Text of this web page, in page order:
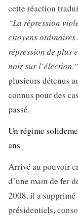
cette réaction
“La répression
citoyens ordinaires
répression de plus
noir sur l’élection.”
plusieurs détenus
connus pour des
passé.
Un régime
ans
Arrivé au pouvoir
d’une main de fer
2008, il a
présidentiels,